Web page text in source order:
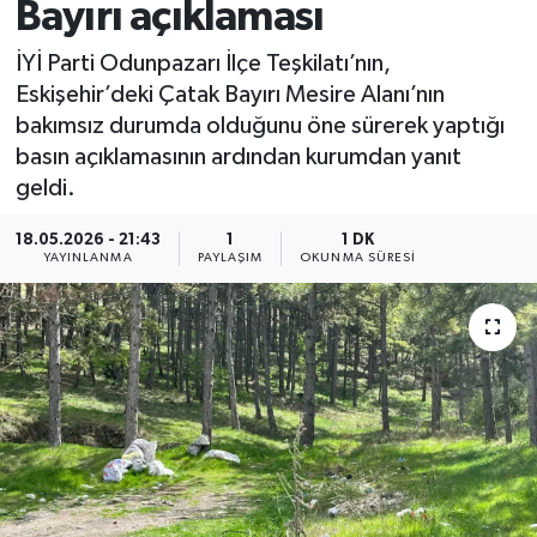
Bayırı açıklaması
İYİ Parti Odunpazarı İlçe Teşkilatı’nın,
Eskişehir’deki Çatak Bayırı Mesire Alanı’nın
bakımsız durumda olduğunu öne sürerek yaptığı
basın açıklamasının ardından kurumdan yanıt
geldi.
18.05.2026 - 21:43
YAYINLANMA PAYLAŞIM
1 DK
OKUNMA SÜRESI